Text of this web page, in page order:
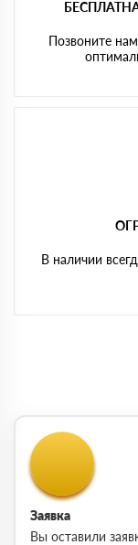
Позвоните
В наличии
Заявка
Вы оставили